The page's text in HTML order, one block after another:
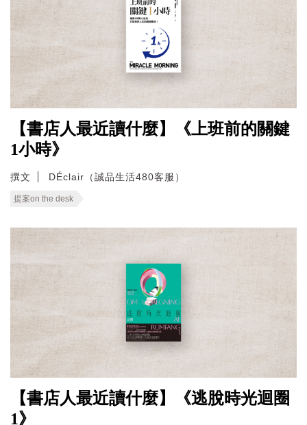
【書店人最近讀什麼】《上班前的關鍵
1小時》
撰文 DÉclair（誠品生活480客服）
提案on the desk
【書店人最近讀什麼】《逃脫時光迴圈
1》